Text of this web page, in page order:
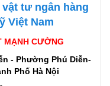
tư ngân hàng
Việt Nam
MẠNH CƯỜNG
- Phường Phú Diễn-
Phố Hà Nội